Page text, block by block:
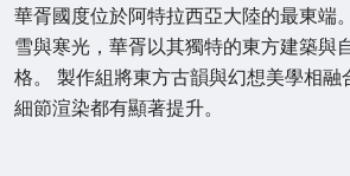
華胥國度位於阿特拉西亞大陸的最東端
雪與寒光，華胥以其獨特的東方建築與
格。 製作組將東方古韻與幻想美學相融
細節渲染都有顯著提升。